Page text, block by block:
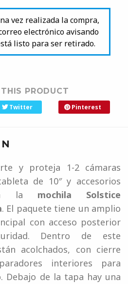
vez realizada la compra,
electrónico avisando
listo para ser retirado.
PRODUCT
Twitter Pinterest
y proteja 1-2 cámaras
de 10″ y accesorios
la mochila Solstice
. El paquete tiene un amplio
con acceso posterior
Dentro de este
acolchados, con cierre
interiores para
Debajo de la tapa hay una